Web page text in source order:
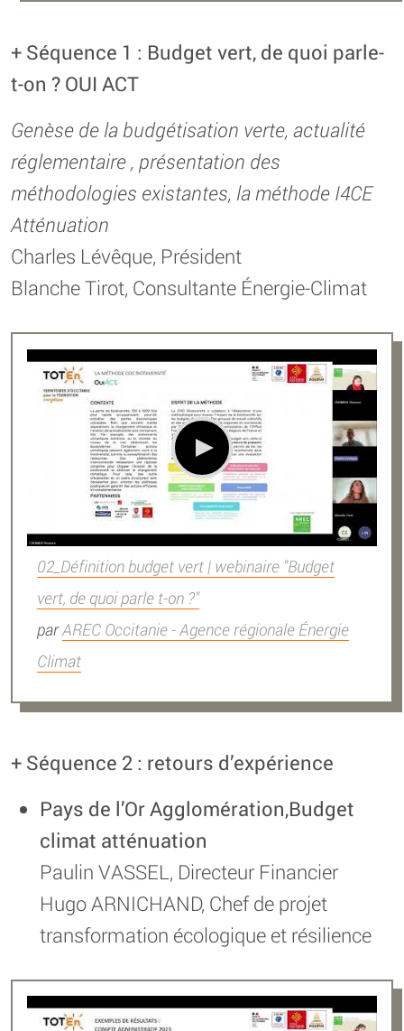
+ Séquence 1 : Budget vert, de quoi parle-
t-on ? OUI ACT
Genèse de la budgétisation verte, actualité
réglementaire , présentation des
méthodologies existantes, la méthode I4CE
Atténuation
Charles Lévêque, Président
Blanche Tirot, Consultante Énergie-Climat
02_Définition budget vert | webinaire "Budget
vert, de quoi parle t-on ?"
parAREC Occitanie - Agence régionale Énergie
Climat
+ Séquence 2 : retours d’expérience
Pays de l’Or Agglomération,Budget
climat atténuation
Paulin VASSEL, Directeur Financier
Hugo ARNICHAND, Chef de projet
transformation écologique et résilience